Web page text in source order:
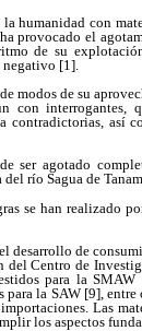
humanidad con
provocado el
de su
negativo [1].
modos de su
con interrogantes,
contradictorias, así
ser agotado
río Sagua de
se han realizado
desarrollo de
del Centro de
para la SMAW
la SAW [9], entre
Las
los aspectos